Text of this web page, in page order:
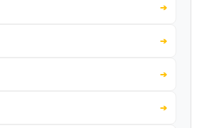
➔
➔
➔
➔